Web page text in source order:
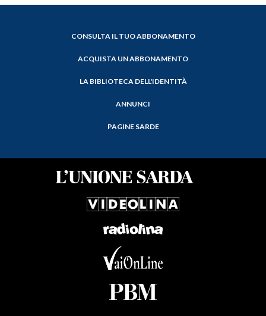
CONSULTA IL TUO ABBONAMENTO
ACQUISTA UN ABBONAMENTO
LA BIBLIOTECA DELL'IDENTITÀ
ANNUNCI
PAGINE SARDE